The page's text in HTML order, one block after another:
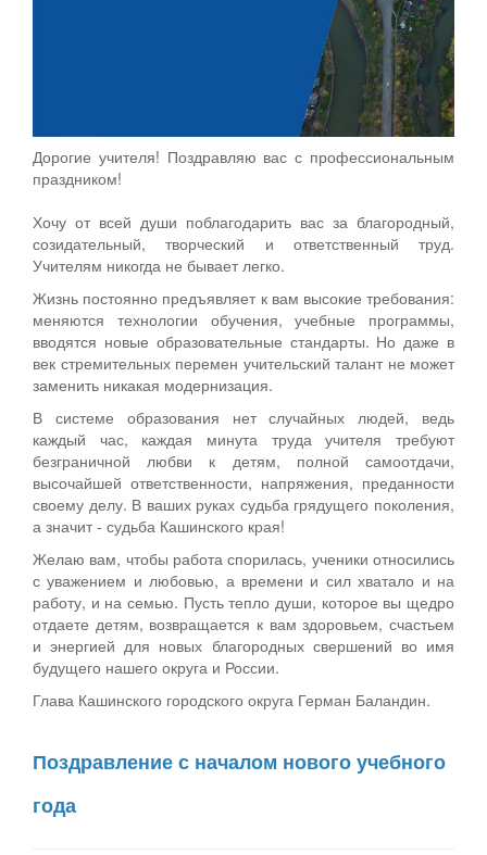
Дорогие учителя! Поздравляю вас с профессиональным
праздником!
Хочу от всей души поблагодарить вас за благородный,
созидательный, творческий и ответственный труд.
Учителям никогда не бывает легко.
Жизнь постоянно предъявляет к вам высокие требования:
меняются технологии обучения, учебные программы,
вводятся новые образовательные стандарты. Но даже в
век стремительных перемен учительский талант не может
заменить никакая модернизация.
В системе образования нет случайных людей, ведь
каждый час, каждая минута труда учителя требуют
безграничной любви к детям, полной самоотдачи,
высочайшей ответственности, напряжения, преданности
своему делу. В ваших руках судьба грядущего поколения,
а значит - судьба Кашинского края!
Желаю вам, чтобы работа спорилась, ученики относились
с уважением и любовью, а времени и сил хватало и на
работу, и на семью. Пусть тепло души, которое вы щедро
отдаете детям, возвращается к вам здоровьем, счастьем
и энергией для новых благородных свершений во имя
будущего нашего округа и России.
Глава Кашинского городского округа Герман Баландин.
Поздравление с началом нового учебного
года